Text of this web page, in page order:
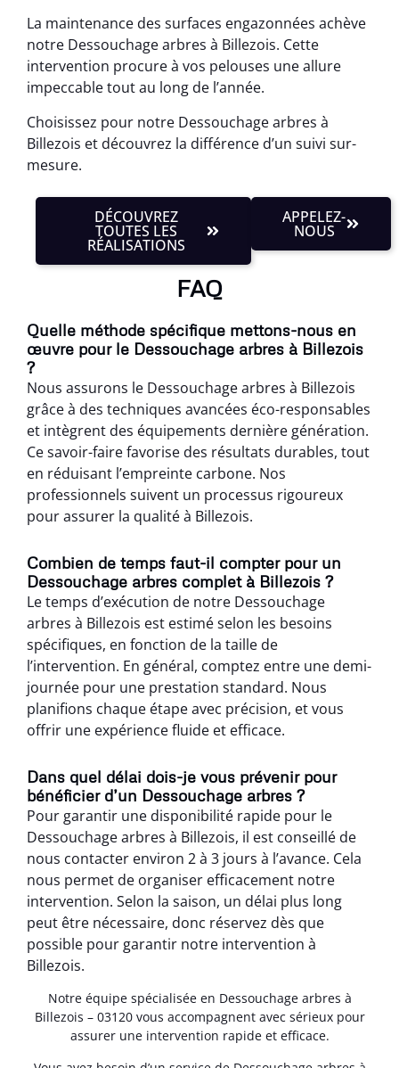
La maintenance des surfaces engazonnées achève
notre Dessouchage arbres à Billezois. Cette
intervention procure à vos pelouses une allure
impeccable tout au long de l’année.
Choisissez pour notre Dessouchage arbres à
Billezois et découvrez la différence d’un suivi sur-
mesure.
DÉCOUVREZ
TOUTES LES
RÉALISATIONS
APPELEZ-
NOUS
FAQ
Quelle méthode spécifique mettons-nous en
œuvre pour le Dessouchage arbres à Billezois
?
Nous assurons le Dessouchage arbres à Billezois
grâce à des techniques avancées éco-responsables
et intègrent des équipements dernière génération.
Ce savoir-faire favorise des résultats durables, tout
en réduisant l’empreinte carbone. Nos
professionnels suivent un processus rigoureux
pour assurer la qualité à Billezois.
Combien de temps faut-il compter pour un
Dessouchage arbres complet à Billezois ?
Le temps d’exécution de notre Dessouchage
arbres à Billezois est estimé selon les besoins
spécifiques, en fonction de la taille de
l’intervention. En général, comptez entre une demi-
journée pour une prestation standard. Nous
planifions chaque étape avec précision, et vous
offrir une expérience fluide et efficace.
Dans quel délai dois-je vous prévenir pour
bénéficier d’un Dessouchage arbres ?
Pour garantir une disponibilité rapide pour le
Dessouchage arbres à Billezois, il est conseillé de
nous contacter environ 2 à 3 jours à l’avance. Cela
nous permet de organiser efficacement notre
intervention. Selon la saison, un délai plus long
peut être nécessaire, donc réservez dès que
possible pour garantir notre intervention à
Billezois.
Notre équipe spécialisée en Dessouchage arbres à
Billezois – 03120 vous accompagnent avec sérieux pour
assurer une intervention rapide et efficace.